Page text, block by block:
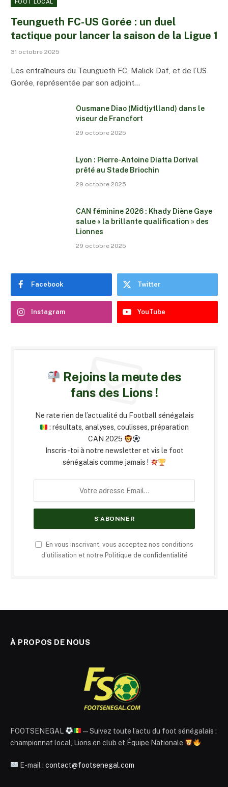
FOOT LOCAL
Teungueth FC-US Gorée : un duel
tactique pour lancer la saison de la Ligue 1
31 octobre 2025
Les entraîneurs du Teungueth FC, Malick Daf, et de l’US
Gorée, représentée par son adjoint…
Ousmane Diao (Midtjytlland) dans le
viseur de Francfort
29 octobre 2025
Lyon : Pierre-Antoine Diatta Dorival
prêté au Stade Briochin
29 octobre 2025
CAN féminine 2026 : Khady Diène Gaye
salue « la brillante qualification » des
Lionnes
29 octobre 2025
Facebook Twitter
Instagram YouTube
Rejoins la meute des
fans des Lions !
Ne rate rien de l’actualité du Football sénégalais
: résultats, analyses, coulisses, préparation
CAN 2025
Inscris-toi à notre newsletter et vis le foot
sénégalais comme jamais !
En vous inscrivant, vous acceptez nos conditions
d'utilisation et notre Politique de confidentialité
À PROPOS DE NOUS
FOOTSENEGAL
— Suivez toute l’actu du foot sénégalais :
championnat local, Lions en club et Équipe Nationale
E-mail : contact@footsenegal.com